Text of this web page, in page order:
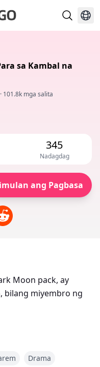
sa Kambal na
· 101.8k mga salita
345
Nadagdag
ang Pagbasa
Moon pack, ay
bilang miyembro ng
kaysa sa inaasahan.
Drama